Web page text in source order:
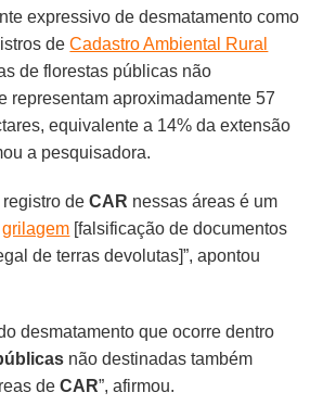
expressivo de desmatamento como
deCadastro Ambiental Rural
de florestas públicas não
representam aproximadamente 57
equivalente a 14% da extensão
a pesquisadora.
registro deCAR nessas áreas é um
grilagem [falsificação de documentos
de terras devolutas]”, apontou
desmatamento que ocorre dentro
não destinadas também
deCAR”, afirmou.